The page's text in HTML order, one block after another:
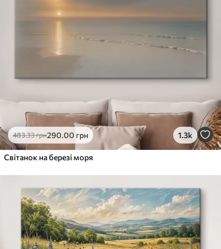
483.33грн290.00 грн 1.3k
Світанок на березі моря